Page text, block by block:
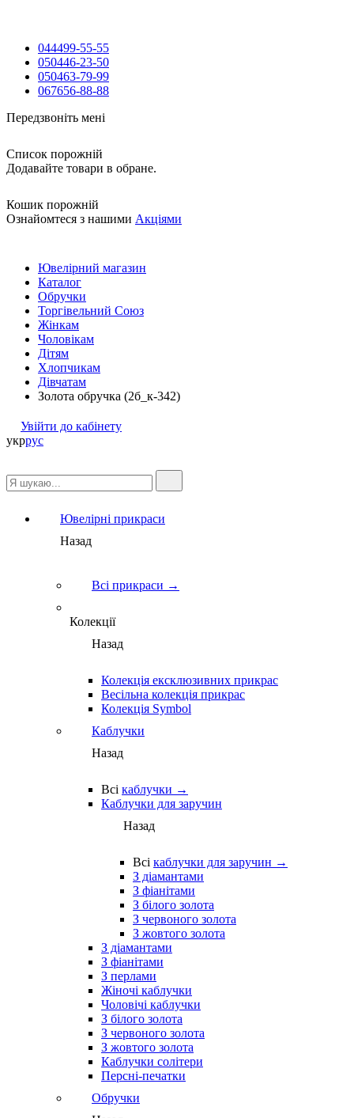
044499-55-55
050446-23-50
050463-79-99
067656-88-88
Передзвоніть мені
Список порожній
Додавайте товари в обране.
Кошик порожній
Ознайомтеся з нашими Акціями
Ювелірний магазин
Каталог
Обручки
Торгівельний Союз
Жінкам
Чоловікам
Дітям
Хлопчикам
Дівчатам
Золота обручка (2б_к-342)
Увійти до кабінету
укррус
Ювелірні прикраси
Назад
Всі прикраси →
Колекції
Назад
Колекція ексклюзивних прикрас
Весільна колекція прикрас
Колекція Symbol
Каблучки
Назад
Всі каблучки →
Каблучки для заручин
Назад
Всі каблучки для заручин →
З діамантами
З фіанітами
З білого золота
З червоного золота
З жовтого золота
З діамантами
З фіанітами
З перлами
Жіночі каблучки
Чоловічі каблучки
З білого золота
З червоного золота
З жовтого золота
Каблучки солітери
Персні-печатки
Обручки